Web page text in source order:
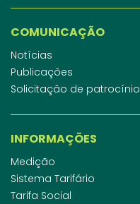
COMUNICAÇÃO
Notícias
Publicações
Solicitação de patrocínio
INFORMAÇÕES
Medição
Sistema Tarifário
Tarifa Social